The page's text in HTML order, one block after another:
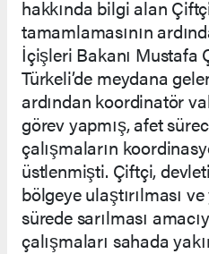
hakkında bilgi alan
tamamlamasının
İçişleri Bakanı Mustafa
Türkeli’de meydana
ardından koordinatör
görev yapmış, afet
çalışmaların
üstlenmişti. Çiftçi,
bölgeye ulaştırılması
sürede sarılması
çalışmaları sahada